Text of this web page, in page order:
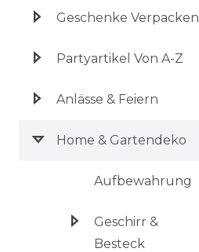
Geschenke Verpacken
Partyartikel Von A-Z
Anlässe & Feiern
Home & Gartendeko
Aufbewahrung
Geschirr &
Besteck